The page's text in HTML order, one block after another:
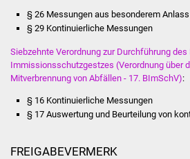
Vereine
§ 26 Messungen aus besonderem Anlass
§ 29 Kontinuierliche Messungen
Siebzehnte Verordnung zur Durchführung des
Immissionsschutzgestzes (Verordnung über
Mitverbrennung von Abfällen - 17. BImSchV):
§ 16 Kontinuierliche Messungen
§ 17 Auswertung und Beurteilung von
FREIGABEVERMERK